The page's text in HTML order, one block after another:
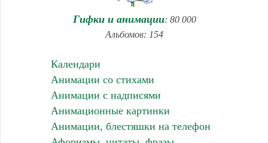
Гифки и анимации: 80 000
Альбомов: 154
Календари
Анимации со стихами
Анимации с надписями
Анимационные картинки
Анимации, блестяшки на телефон